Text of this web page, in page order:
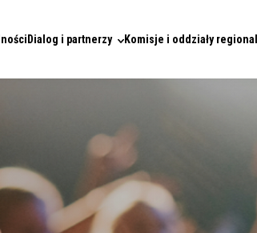
Dialog i partnerzy Komisje i oddziały